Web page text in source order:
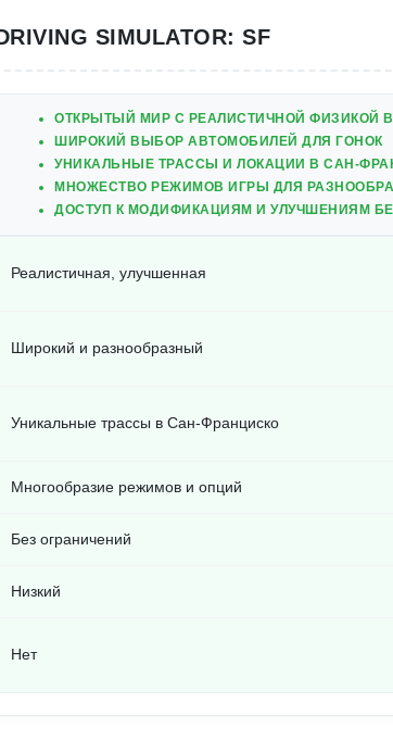
SIMULATOR: SF
ОТКРЫТЫЙ МИР С РЕАЛИСТИЧНОЙ ФИЗИКОЙ
ШИРОКИЙ ВЫБОР АВТОМОБИЛЕЙ ДЛЯ ГОНОК
УНИКАЛЬНЫЕ ТРАССЫ И ЛОКАЦИИ В САН-
МНОЖЕСТВО РЕЖИМОВ ИГРЫ ДЛЯ
ДОСТУП К МОДИФИКАЦИЯМ И УЛУЧШЕНИЯМ
Реалистичная, улучшенная
Широкий и разнообразный
Уникальные трассы в Сан-Франциско
Многообразие режимов и опций
Без ограничений
Низкий
Нет